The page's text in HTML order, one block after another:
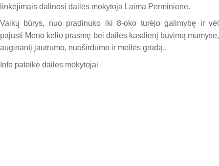
linkėjimais dalinosi dailės mokytoja Laima Perminiene.
Vaikų būrys, nuo pradinuko iki 8-oko turėjo galimybę ir vėl
pajusti Meno kelio prasmę bei dailės kasdienį buvimą mumyse,
auginantį jautrumo, nuoširdumo ir meilės grūdą..
Info pateikė dailės mokytojai